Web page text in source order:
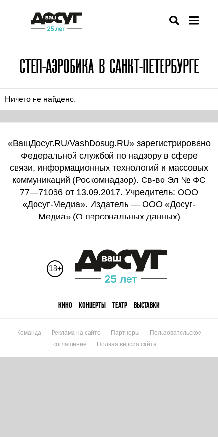
СТЕП-АЭРОБИКА В САНКТ-ПЕТЕРБУРГЕ
Ничего не найдено.
«ВашДосуг.RU/VashDosug.RU» зарегистрировано
Федеральной службой по надзору в сфере
связи, информационных технологий и массовых
коммуникаций (Роскомнадзор). Св-во Эл № ФС
77—71066 от 13.09.2017. Учредитель: ООО
«Досуг-Медиа». Издатель — ООО «Досуг-
Медиа» (О персональных данных)
18+
КИНО КОНЦЕРТЫ ТЕАТР ВЫСТАВКИ
Команда Реклама на сайте Партнеры
Пользовательское
соглашение
Полная версия сайта